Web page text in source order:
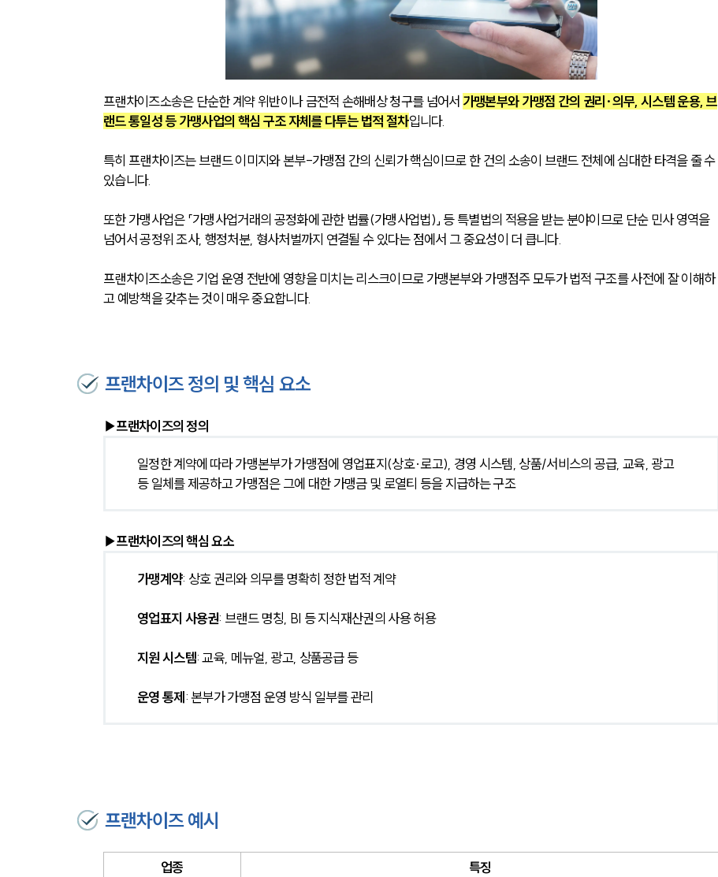
프랜차이즈소송은 단순한 계약 위반이나 금전적 손해배상 청구를 넘어서 가맹본부와 가맹점 간의 권리·의무, 시스템 운용, 브
랜드 통일성 등 가맹사업의 핵심 구조 자체를 다투는 법적 절차입니다.
특히 프랜차이즈는 브랜드 이미지와 본부-가맹점 간의 신뢰가 핵심이므로 한 건의 소송이 브랜드 전체에 심대한 타격을 줄 수
있습니다.
또한 가맹사업은 「가맹사업거래의 공정화에 관한 법률(가맹사업법)」 등 특별법의 적용을 받는 분야이므로 단순 민사 영역을
넘어서 공정위 조사, 행정처분, 형사처벌까지 연결될 수 있다는 점에서 그 중요성이 더 큽니다.
프랜차이즈소송은 기업 운영 전반에 영향을 미치는 리스크이므로 가맹본부와 가맹점주 모두가 법적 구조를 사전에 잘 이해하
고 예방책을 갖추는 것이 매우 중요합니다.
프랜차이즈 정의 및 핵심 요소
▶프랜차이즈의 정의
일정한 계약에 따라 가맹본부가 가맹점에 영업표지(상호·로고), 경영 시스템, 상품/서비스의 공급, 교육, 광고
등 일체를 제공하고 가맹점은 그에 대한 가맹금 및 로열티 등을 지급하는 구조
▶프랜차이즈의 핵심 요소
가맹계약: 상호 권리와 의무를 명확히 정한 법적 계약
영업표지 사용권: 브랜드 명칭, BI 등 지식재산권의 사용 허용
지원 시스템: 교육, 메뉴얼, 광고, 상품공급 등
운영 통제 : 본부가 가맹점 운영 방식 일부를 관리
프랜차이즈 예시
업종
특징